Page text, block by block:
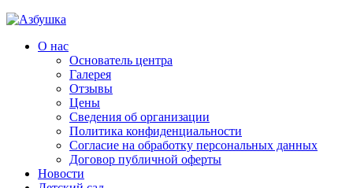
О нас
Основатель центра
Галерея
Отзывы
Цены
Сведения об организации
Политика конфиденциальности
Согласие на обработку персональных данных
Договор публичной оферты
Новости